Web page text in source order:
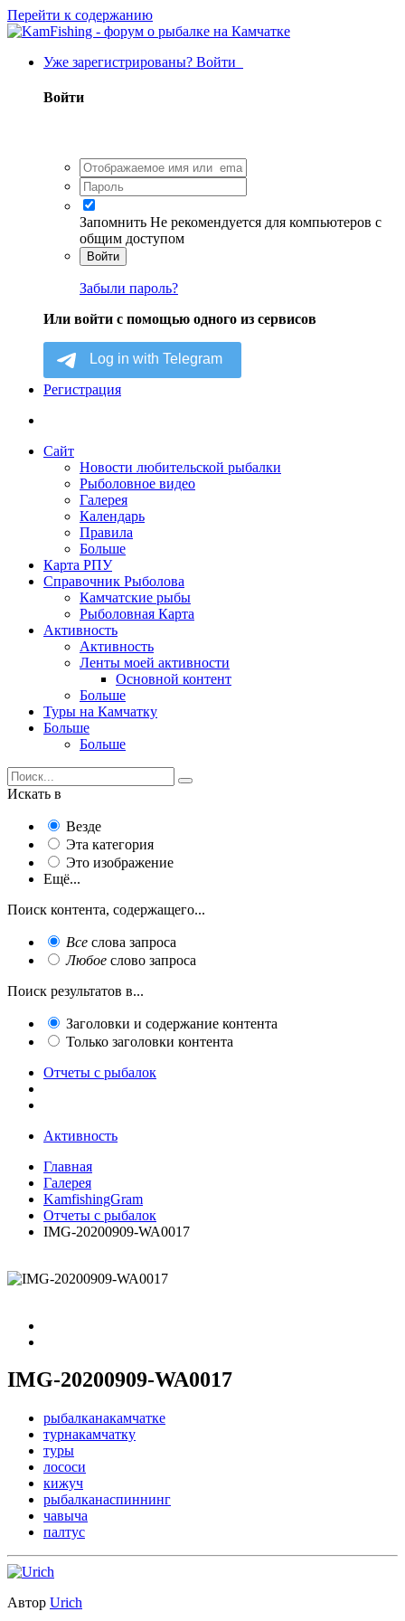
Перейти к содержанию
Уже зарегистрированы? Войти
Войти
Запомнить Не рекомендуется для компьютеров с
общим доступом
Войти
Забыли пароль?
Или войти с помощью одного из сервисов
Регистрация
Сайт
Новости любительской рыбалки
Рыболовное видео
Галерея
Календарь
Правила
Больше
Карта РПУ
Справочник Рыболова
Камчатские рыбы
Рыболовная Карта
Активность
Активность
Ленты моей активности
Основной контент
Больше
Туры на Камчатку
Больше
Больше
Искать в
Везде
Эта категория
Это изображение
Ещё...
Поиск контента, содержащего...
Все слова запроса
Любое слово запроса
Поиск результатов в...
Заголовки и содержание контента
Только заголовки контента
Отчеты с рыбалок
Активность
Главная
Галерея
KamfishingGram
Отчеты с рыбалок
IMG-20200909-WA0017
IMG-20200909-WA0017
рыбалканакамчатке
турнакамчатку
туры
лососи
кижуч
рыбалканаспиннинг
чавыча
палтус
Автор Urich